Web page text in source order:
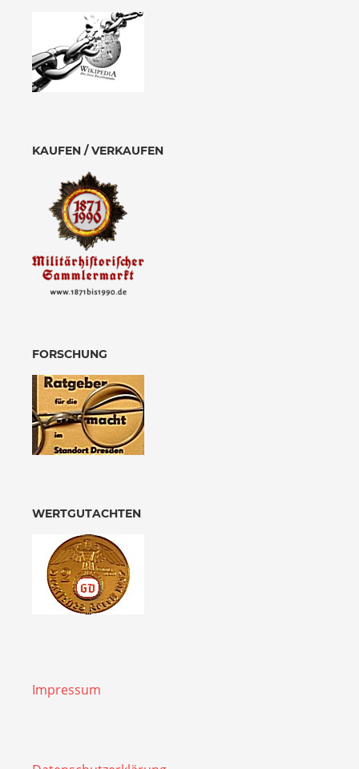
KAUFEN / VERKAUFEN
FORSCHUNG
WERTGUTACHTEN
Impressum